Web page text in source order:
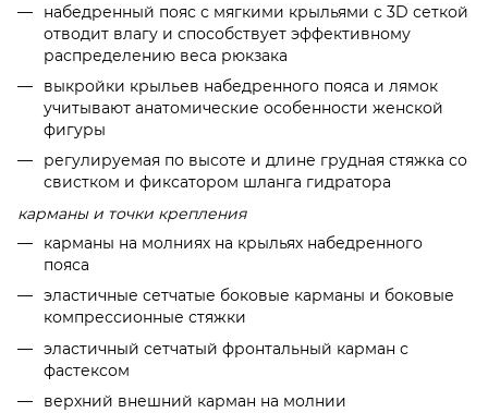
набедренный пояс с мягкими крыльями с 3D сеткой
отводит влагу и способствует эффективному
распределению веса рюкзака
выкройки крыльев набедренного пояса и лямок
учитывают анатомические особенности женской
фигуры
регулируемая по высоте и длине грудная стяжка со
свистком и фиксатором шланга гидратора
карманы и точки крепления
карманы на молниях на крыльях набедренного
пояса
эластичные сетчатые боковые карманы и боковые
компрессионные стяжки
эластичный сетчатый фронтальный карман с
фастексом
верхний внешний карман на молнии